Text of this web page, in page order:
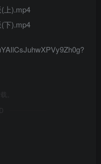
上).mp4
下).mp4
。